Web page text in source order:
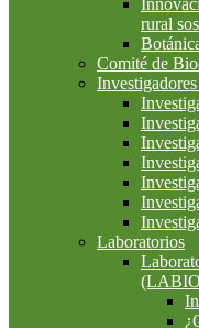
rural
Comité de
Laboratorios